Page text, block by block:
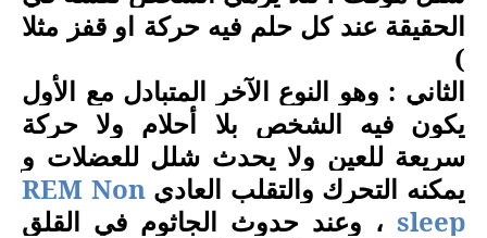
الحقيقة عند كل حلم فيه حركة او قفز مثلا
)
الثاني : وهو النوع الآخر المتبادل مع الأول
يكون فيه الشخص بلا أحلام ولا حركة
سريعة للعين ولا يحدث شلل للعضلات و
يمكنه التحرك والتقلب العادي Non
REM
sleep ، وعند حدوث الجاثوم في القلق